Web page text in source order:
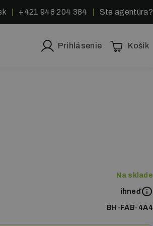
+421 948 204 384 Ste agentúra?
Prihlásenie Košík
Na sklade
ihneď
BH-FAB-4A4